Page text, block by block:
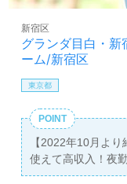
グランダ目白・
ーム/新宿区
新宿区
東京都
POINT
【2022年10月よ
使えて高収入！夜
ートや趣味との両